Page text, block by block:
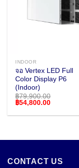
INDOOR
จอ Vertex LED Full
Color Display P6
(Indoor)
฿79,900.00
Original
was:
฿54,800.00Current
is:
CONTACT US